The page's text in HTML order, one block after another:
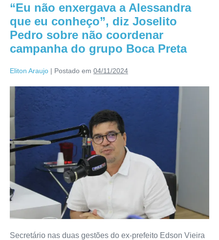
“Eu não enxergava a Alessandra
que eu conheço”, diz Joselito
Pedro sobre não coordenar
campanha do grupo Boca Preta
Eliton Araujo | Postado em 04/11/2024
Secretário nas duas gestões do ex-prefeito Edson Vieira